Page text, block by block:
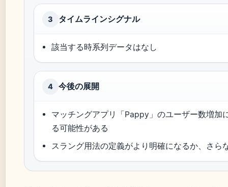
3 タイムラインシグナル
該当する時系列データはなし
4 今後の展開
マッチングアプリ「Pappy」のユーザー数増加
る可能性がある
スラング用法の定義がより明確になるか、さら